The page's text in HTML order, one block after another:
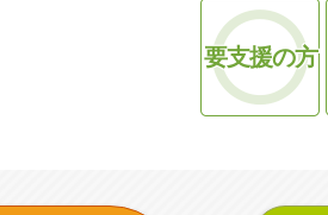
要支援の方